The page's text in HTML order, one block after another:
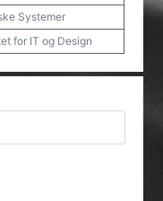
Systemer
for IT og Design